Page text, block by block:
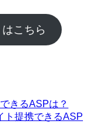
こちら
きるASPは？
ト提携できるASP